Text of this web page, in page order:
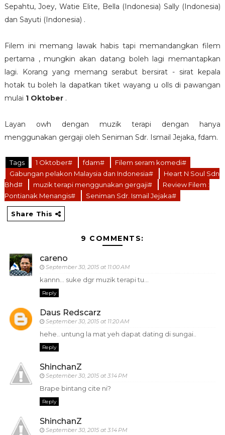
Sepahtu, Joey, Watie Elite, Bella (Indonesia) Sally (Indonesia)
dan Sayuti (Indonesia) .
Filem ini memang lawak habis tapi memandangkan filem
pertama , mungkin akan datang boleh lagi memantapkan
lagi. Korang yang memang serabut bersirat - sirat kepala
hotak tu boleh la dapatkan tiket wayang u olls di pawangan
mulai 1 Oktober.
Layan owh dengan muzik terapi dengan hanya
menggunakan gergaji oleh Seniman Sdr. Ismail Jejaka, fdam.
Tags 1 Oktober# fdam#
Filem seram komedi#
Gabungan pelakon Malaysia dan Indonesia#
Heart N Soul Sdn
Bhd#
muzik terapi menggunakan gergaji#
Review Filem :
Pontianak Menangis#
Seniman Sdr. Ismail Jejaka#
Share This
9 COMMENTS:
careno
September 30, 2015 at 11:00 AM
kannn... suke dgr muzik terapi tu...
Reply
Daus Redscarz
September 30, 2015 at 11:20 AM
hehe.. untung la mat yeh dapat dating di sungai..
Reply
ShinchanZ
September 30, 2015 at 3:14 PM
Brape bintang cite ni?
Reply
ShinchanZ
September 30, 2015 at 3:14 PM